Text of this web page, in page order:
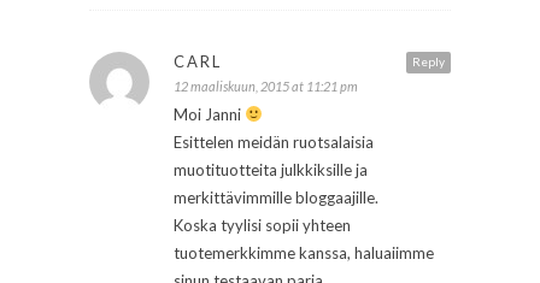
Reply
CARL
12 maaliskuun, 2015 at 11:21 pm
Moi Janni
Esittelen meidän ruotsalaisia
muotituotteita julkkiksille ja
merkittävimmille bloggaajille.
Koska tyylisi sopii yhteen
tuotemerkkimme kanssa, haluaiimme